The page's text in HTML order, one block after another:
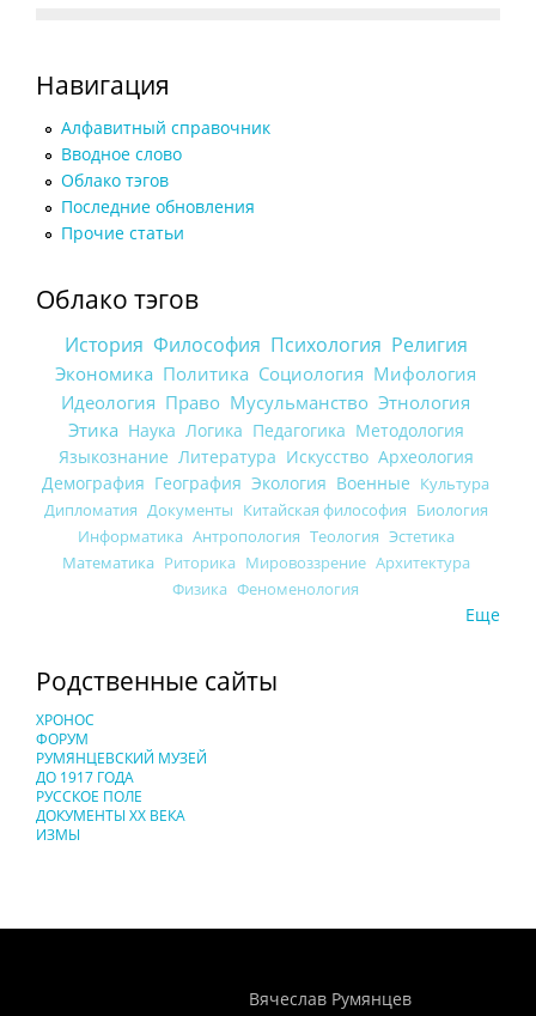
Навигация
Алфавитный справочник
Вводное слово
Облако тэгов
Последние обновления
Прочие статьи
Облако тэгов
История Философия Психология Религия
Экономика Политика Социология Мифология
Идеология Право Мусульманство Этнология
Этика Наука Логика Педагогика Методология
Языкознание Литература Искусство Археология
Демография География Экология Военные Культура
Дипломатия Документы Китайская философия Биология
Информатика Антропология Теология Эстетика
Математика Риторика Мировоззрение Архитектура
Физика Феноменология
Еще
Родственные сайты
ХРОНОС
ФОРУМ
РУМЯНЦЕВСКИЙ МУЗЕЙ
ДО 1917 ГОДА
РУССКОЕ ПОЛЕ
ДОКУМЕНТЫ XX ВЕКА
ИЗМЫ
Вячеслав Румянцев